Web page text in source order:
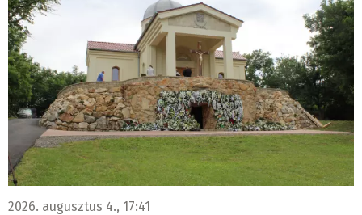
2026. augusztus 4., 17:41